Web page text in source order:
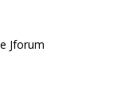
Jforum